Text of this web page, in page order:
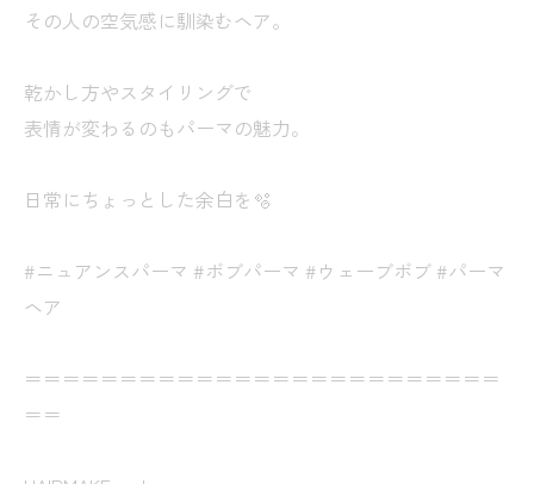
その人の空気感に馴染むヘア。
乾かし方やスタイリングで
表情が変わるのもパーマの魅力。
日常にちょっとした余白を🫧
#ニュアンスパーマ #ボブパーマ #ウェーブボブ #パーマ
ヘア
＝＝＝＝＝＝＝＝＝＝＝＝＝＝＝＝＝＝＝＝＝＝＝＝＝
＝＝